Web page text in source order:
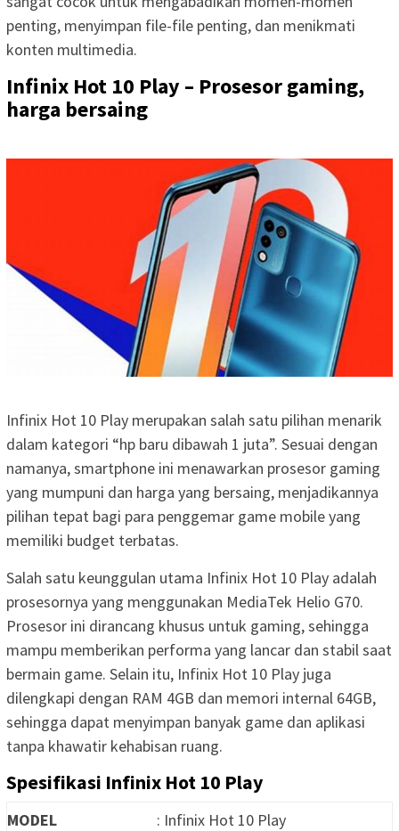
penting, menyimpan file-file penting, dan menikmati
konten multimedia.
Infinix Hot 10 Play – Prosesor gaming,
harga bersaing
Infinix Hot 10 Play merupakan salah satu pilihan menarik
dalam kategori “hp baru dibawah 1 juta”. Sesuai dengan
namanya, smartphone ini menawarkan prosesor gaming
yang mumpuni dan harga yang bersaing, menjadikannya
pilihan tepat bagi para penggemar game mobile yang
memiliki budget terbatas.
Salah satu keunggulan utama Infinix Hot 10 Play adalah
prosesornya yang menggunakan MediaTek Helio G70.
Prosesor ini dirancang khusus untuk gaming, sehingga
mampu memberikan performa yang lancar dan stabil saat
bermain game. Selain itu, Infinix Hot 10 Play juga
dilengkapi dengan RAM 4GB dan memori internal 64GB,
sehingga dapat menyimpan banyak game dan aplikasi
tanpa khawatir kehabisan ruang.
Spesifikasi Infinix Hot 10 Play
MODEL
: Infinix Hot 10 Play